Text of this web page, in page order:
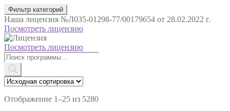
Фильтр категорий
Наша лицензия №Л035-01298-77/00179654 от 28.02.2022 г.
Посмотреть лицензию
Посмотреть лицензию
Поиск
товаров
Отображение 1–25 из 5280